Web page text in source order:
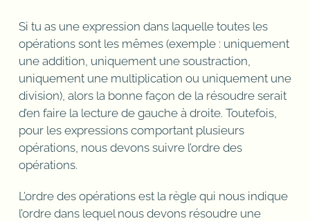
Si tu as une expression dans laquelle toutes les
opérations sont les mêmes (exemple : uniquement
une addition, uniquement une soustraction,
uniquement une multiplication ou uniquement une
division), alors la bonne façon de la résoudre serait
d’en faire la lecture de gauche à droite. Toutefois,
pour les expressions comportant plusieurs
opérations, nous devons suivre l’ordre des
opérations.
L’ordre des opérations est la règle qui nous indique
l’ordre dans lequel nous devons résoudre une